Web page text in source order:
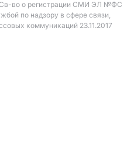
во о регистрации СМИ ЭЛ №ФС
по надзору в сфере связи,
коммуникаций 23.11.2017